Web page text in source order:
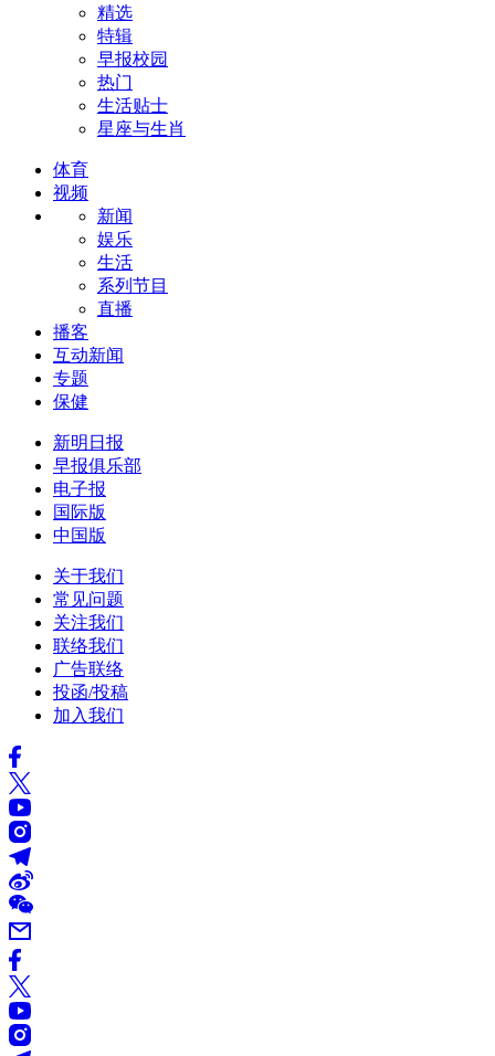
精选
特辑
早报校园
热门
生活贴士
星座与生肖
体育
视频
新闻
娱乐
生活
系列节目
直播
播客
互动新闻
专题
保健
新明日报
早报俱乐部
电子报
国际版
中国版
关于我们
常见问题
关注我们
联络我们
广告联络
投函/投稿
加入我们